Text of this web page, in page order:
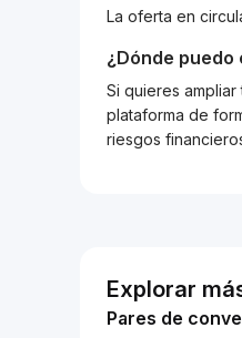
La oferta en
¿Dónde
Si quieres
plataforma de
riesgos
Explorar
Pares de